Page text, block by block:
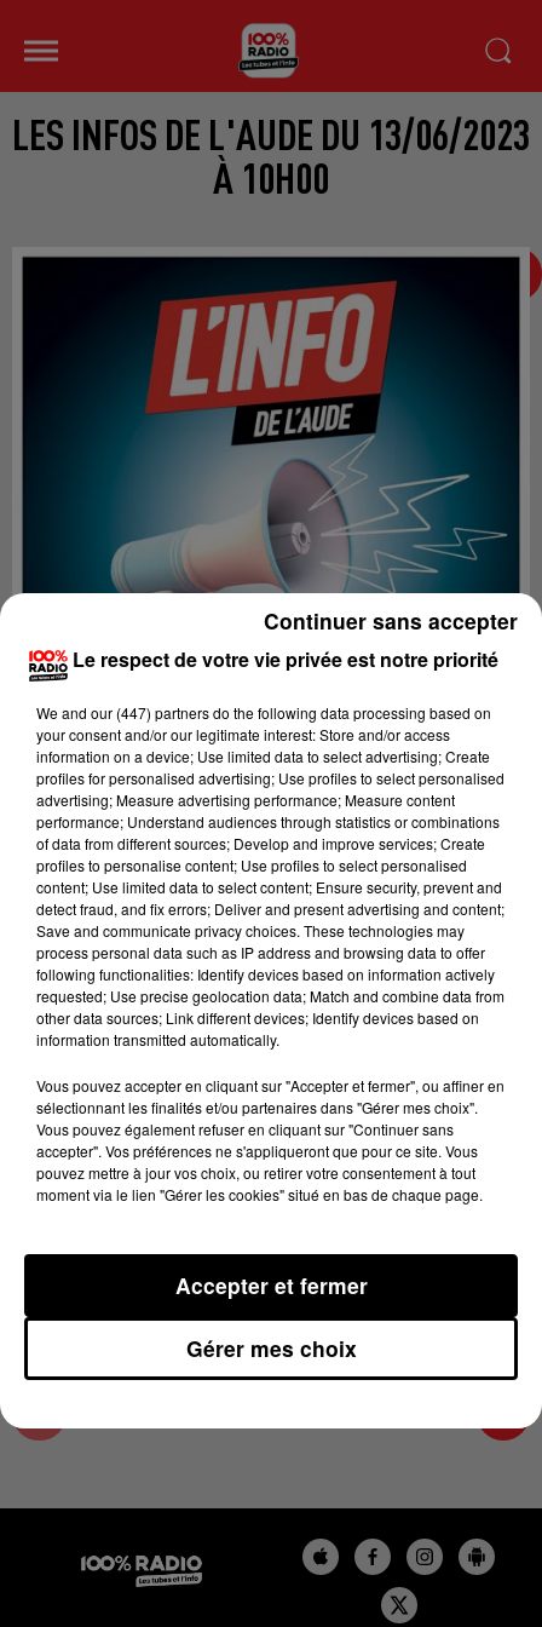
LES INFOS DE L'AUDE DU 13/06/2023
À 10H00
Lecture (2 min 16 sec)
100%
100% radio les infos de l'Aude
13 juin 2023 - 2 min 16 sec
LES INFOS DE L'AUDE DU 13/06/2023 À
10H00
Les infos de l'Aude
Le respect de votre vie privée est notre priorité
We and our (447) partnersdo the following data processing based on
your consent and/or our legitimate interest: Store and/or access
information on a device; Use limited data to select advertising; Create
profiles for personalised advertising; Use profiles to select personalised
advertising; Measure advertising performance; Measure content
performance; Understand audiences through statistics or combinations
of data from different sources; Develop and improve services; Create
profiles to personalise content; Use profiles to select personalised
content; Use limited data to select content; Ensure security, prevent and
detect fraud, and fix errors; Deliver and present advertising and content;
Save and communicate privacy choices. These technologies may
process personal data such as IP address and browsing data to offer
following functionalities: Identify devices based on information actively
requested; Use precise geolocation data; Match and combine data from
other data sources; Link different devices; Identify devices based on
information transmitted automatically.
Vous pouvez accepter en cliquant sur "Accepter et fermer", ou affiner en
sélectionnant les finalités et/ou partenaires dans "Gérer mes choix".
Vous pouvez également refuser en cliquant sur "Continuer sans
accepter". Vos préférences ne s'appliqueront que pour ce site. Vous
pouvez mettre à jour vos choix, ou retirer votre consentement à tout
moment via le lien "Gérer les cookies" situé en bas de chaque page.
Gérer mes choix
Accepter et fermer
Continuer sans accepter